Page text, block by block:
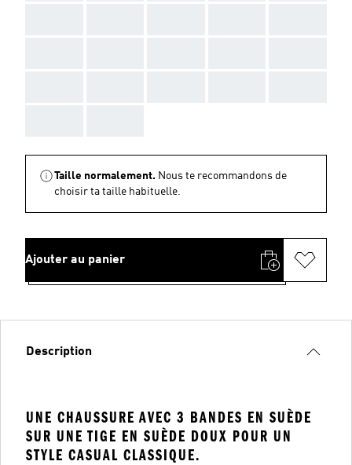
Taille normalement. Nous te recommandons de
choisir ta taille habituelle.
Ajouter au panier
Description
UNE CHAUSSURE AVEC 3 BANDES EN SUÈDE
SUR UNE TIGE EN SUÈDE DOUX POUR UN
STYLE CASUAL CLASSIQUE.